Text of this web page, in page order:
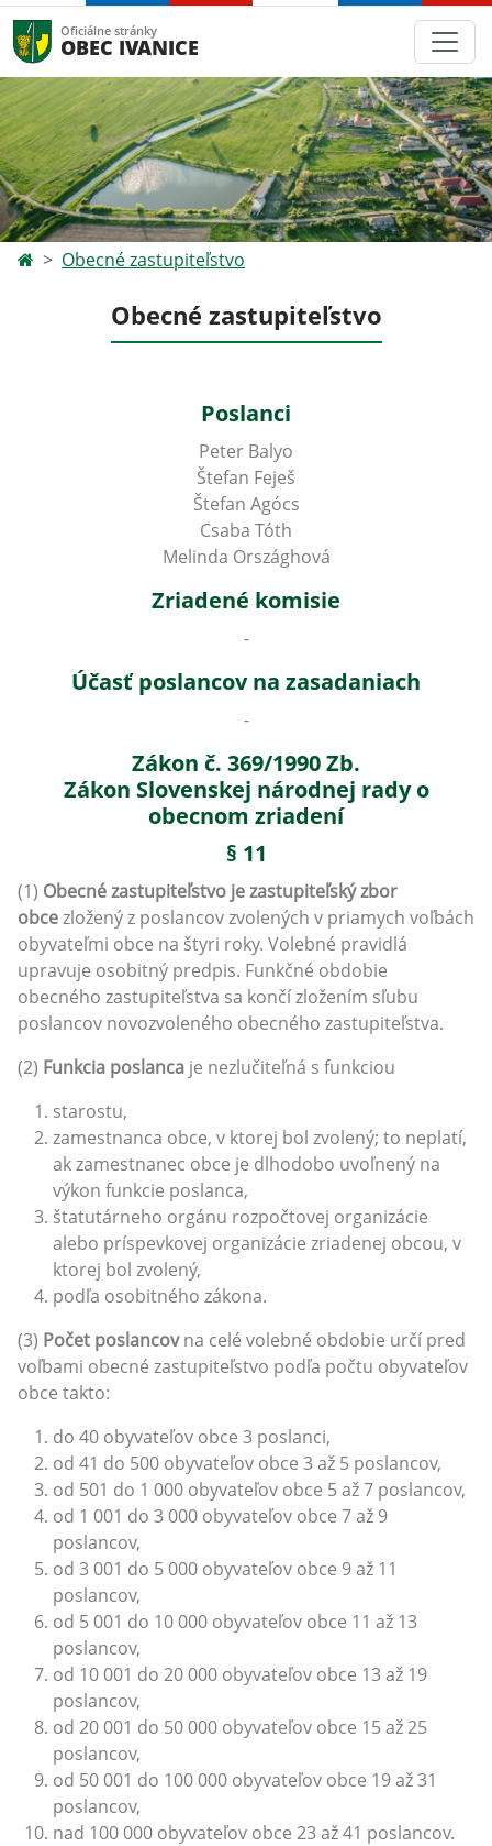
Oficiálne stránky
OBEC IVANICE
Obecné zastupiteľstvo
Obecné zastupiteľstvo
Poslanci
Peter Balyo
Štefan Feješ
Štefan Agócs
Csaba Tóth
Melinda Országhová
Zriadené komisie
-
Účasť poslancov na zasadaniach
-
Zákon č. 369/1990 Zb.
Zákon Slovenskej národnej rady o
obecnom zriadení
§ 11
(1) Obecné zastupiteľstvo je zastupiteľský zbor
obcezložený z poslancov zvolených v priamych voľbách
obyvateľmi obce na štyri roky. Volebné pravidlá
upravuje osobitný predpis. Funkčné obdobie
obecného zastupiteľstva sa končí zložením sľubu
poslancov novozvoleného obecného zastupiteľstva.
(2) Funkcia poslanca je nezlučiteľná s funkciou
starostu,
zamestnanca obce, v ktorej bol zvolený; to neplatí,
ak zamestnanec obce je dlhodobo uvoľnený na
výkon funkcie poslanca,
štatutárneho orgánu rozpočtovej organizácie
alebo príspevkovej organizácie zriadenej obcou, v
ktorej bol zvolený,
podľa osobitného zákona.
(3) Počet poslancovna celé volebné obdobie určí pred
voľbami obecné zastupiteľstvo podľa počtu obyvateľov
obce takto:
do 40 obyvateľov obce 3 poslanci,
od 41 do 500 obyvateľov obce 3 až 5 poslancov,
od 501 do 1 000 obyvateľov obce 5 až 7 poslancov,
od 1 001 do 3 000 obyvateľov obce 7 až 9
poslancov,
od 3 001 do 5 000 obyvateľov obce 9 až 11
poslancov,
od 5 001 do 10 000 obyvateľov obce 11 až 13
poslancov,
od 10 001 do 20 000 obyvateľov obce 13 až 19
poslancov,
od 20 001 do 50 000 obyvateľov obce 15 až 25
poslancov,
od 50 001 do 100 000 obyvateľov obce 19 až 31
poslancov,
nad 100 000 obyvateľov obce 23 až 41 poslancov.